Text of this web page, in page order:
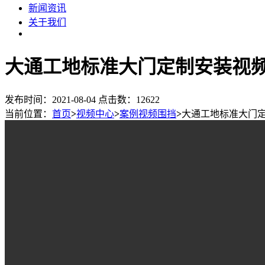
新闻资讯
关于我们
大通工地标准大门定制安装视
发布时间：2021-08-04 点击数：12622
当前位置： 首页>视频中心>案例视频围挡>大通工地标准大门